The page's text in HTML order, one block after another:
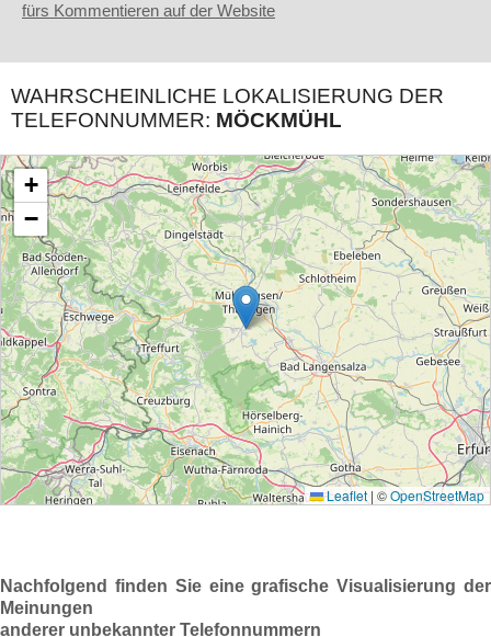
fürs Kommentieren auf der Website
WAHRSCHEINLICHE LOKALISIERUNG DER
TELEFONNUMMER: MÖCKMÜHL
Nachfolgend finden Sie eine grafische Visualisierung der
Meinungen
anderer unbekannter Telefonnummern